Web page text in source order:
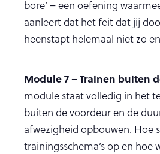
bore’ – een oefening
aanleert dat het feit dat jij
heenstapt helemaal niet zo
Module 7 – Trainen buiten
module staat volledig in het
buiten de voordeur en de
afwezigheid opbouwen. Hoe
trainingsschema’s op en hoe